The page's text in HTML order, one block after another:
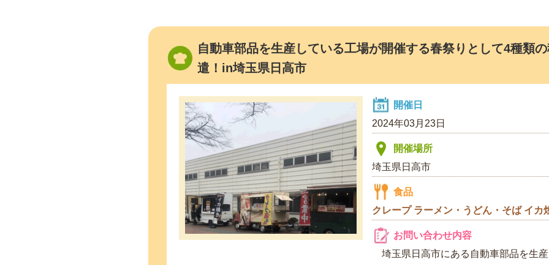
自動車部品を生産している工場が開催する春祭りとして4種類
遣！in埼玉県日高市
開催日
2024年03月23日
開催場所
埼玉県日高市
食品
クレープ ラーメン・うどん・そば イカ
お問い合わせ内容
埼玉県日高市にある自動車部品を生産